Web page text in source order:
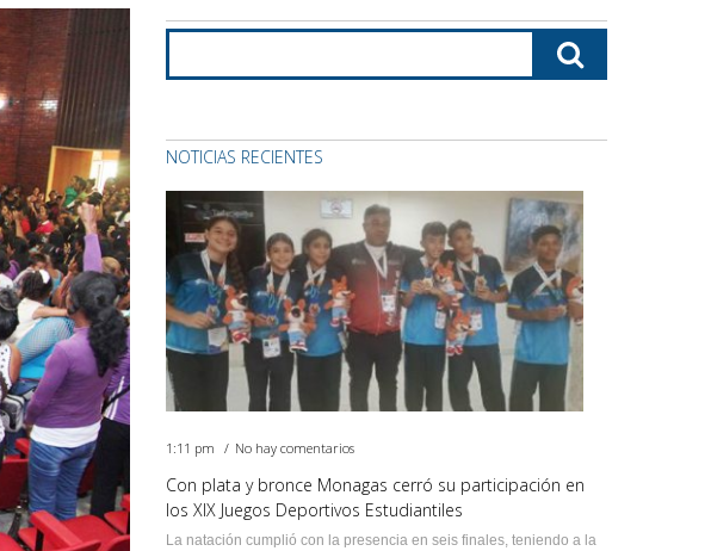
NOTICIAS RECIENTES
1:11 pm No hay comentarios
Con plata y bronce Monagas cerró su participación en
los XIX Juegos Deportivos Estudiantiles
La natación cumplió con la presencia en seis finales, teniendo a la